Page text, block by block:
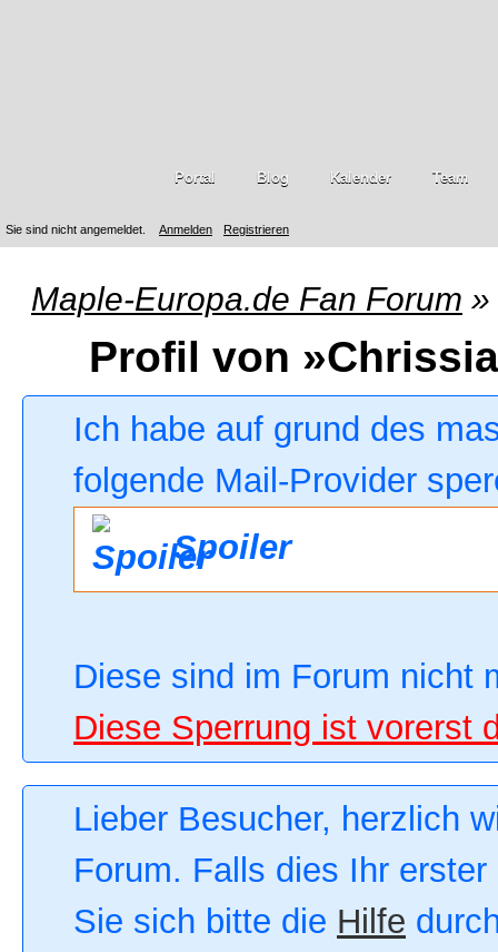
Sie sind nicht angemeldet. Anmelden Registrieren
Portal Blog Kalender Team
Maple-Europa.de Fan Forum »
Profil von
Ich habe auf grund des
folgende Mail-Provider
Spoiler
Diese sind im Forum nicht
Diese Sperrung ist vorerst
Lieber Besucher, herzlich
Forum. Falls dies Ihr
Sie sich bitte die Hilfe